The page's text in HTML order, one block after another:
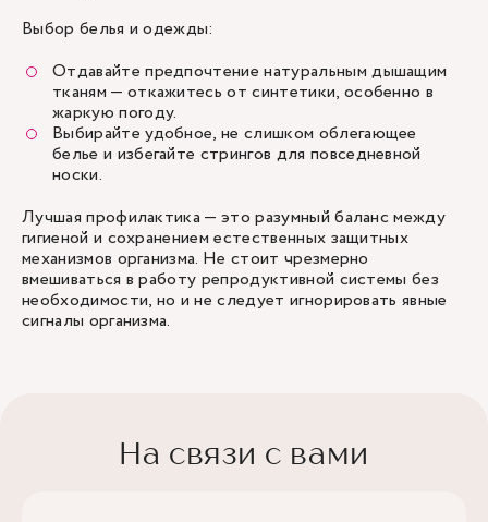
Выбор белья и одежды:
Отдавайте предпочтение натуральным дышащим
тканям — откажитесь от синтетики, особенно в
жаркую погоду.
Выбирайте удобное, не слишком облегающее
белье и избегайте стрингов для повседневной
носки.
Лучшая профилактика — это разумный баланс между
гигиеной и сохранением естественных защитных
механизмов организма. Не стоит чрезмерно
вмешиваться в работу репродуктивной системы без
необходимости, но и не следует игнорировать явные
сигналы организма.
На связи с вами